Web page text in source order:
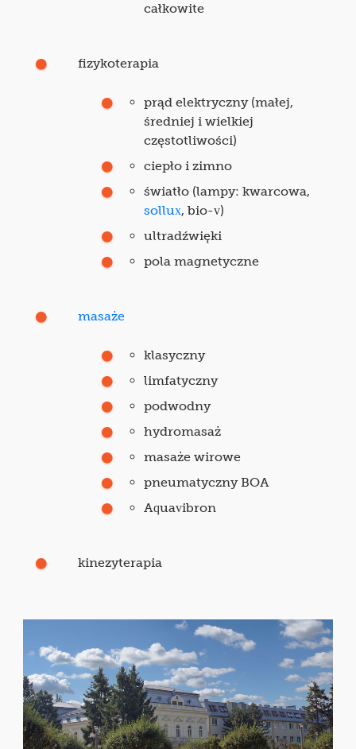
całkowite
fizykoterapia
prąd elektryczny (małej,
średniej i wielkiej
częstotliwości)
ciepło i zimno
światło (lampy: kwarcowa,
sollux, bio-v)
ultradźwięki
pola magnetyczne
masaże
klasyczny
limfatyczny
podwodny
hydromasaż
masaże wirowe
pneumatyczny BOA
Aquavibron
kinezyterapia